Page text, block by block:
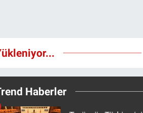
Haberler